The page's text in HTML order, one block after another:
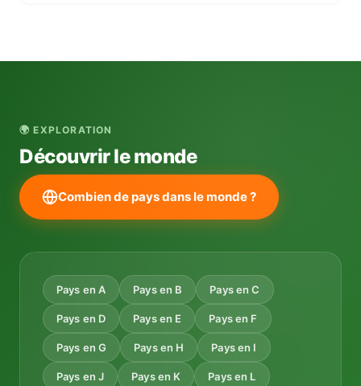
🌍 EXPLORATION
Découvrir le monde
Combien de pays dans le monde ?
Pays en A Pays en B Pays en C
Pays en D Pays en E Pays en F
Pays en G Pays en H Pays en I
Pays en J Pays en K Pays en L